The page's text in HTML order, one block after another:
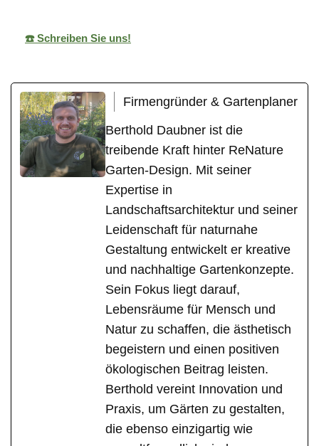
☎️ Schreiben Sie uns!
Firmengründer & Gartenplaner
Berthold Daubner ist die
treibende Kraft hinter ReNature
Garten-Design. Mit seiner
Expertise in
Landschaftsarchitektur und seiner
Leidenschaft für naturnahe
Gestaltung entwickelt er kreative
und nachhaltige Gartenkonzepte.
Sein Fokus liegt darauf,
Lebensräume für Mensch und
Natur zu schaffen, die ästhetisch
begeistern und einen positiven
ökologischen Beitrag leisten.
Berthold vereint Innovation und
Praxis, um Gärten zu gestalten,
die ebenso einzigartig wie